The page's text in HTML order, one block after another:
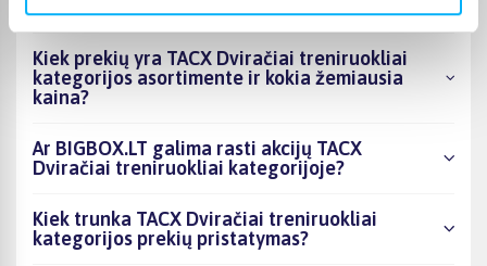
Kiek prekių yra TACX Dviračiai treniruokliai
kategorijos asortimente ir kokia žemiausia
kaina?
Ar BIGBOX.LT galima rasti akcijų TACX
Dviračiai treniruokliai kategorijoje?
Kiek trunka TACX Dviračiai treniruokliai
kategorijos prekių pristatymas?